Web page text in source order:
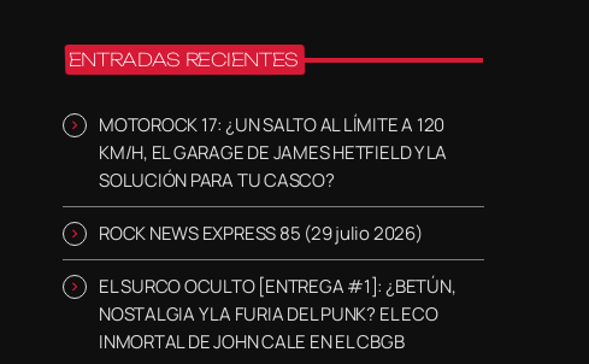
ENTRADAS RECIENTES
MOTOROCK 17: ¿UN SALTO AL LÍMITE A 120
KM/H, EL GARAGE DE JAMES HETFIELD Y LA
SOLUCIÓN PARA TU CASCO?
ROCK NEWS EXPRESS 85 (29 julio 2026)
EL SURCO OCULTO [ENTREGA #1]: ¿BETÚN,
NOSTALGIA Y LA FURIA DEL PUNK? EL ECO
INMORTAL DE JOHN CALE EN EL CBGB